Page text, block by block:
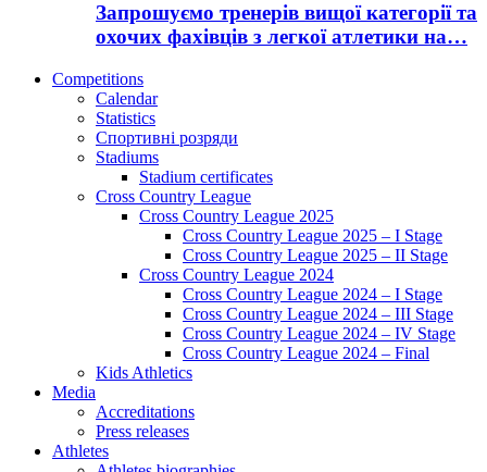
Запрошуємо тренерів вищої категорії та
охочих фахівців з легкої атлетики на…
Competitions
Calendar
Statistics
Спортивні розряди
Stadiums
Stadium certificates
Cross Country League
Cross Country League 2025
Cross Country League 2025 – I Stage
Cross Country League 2025 – II Stage
Cross Country League 2024
Cross Country League 2024 – I Stage
Cross Country League 2024 – III Stage
Cross Country League 2024 – IV Stage
Cross Country League 2024 – Final
Kids Athletics
Media
Accreditations
Press releases
Athletes